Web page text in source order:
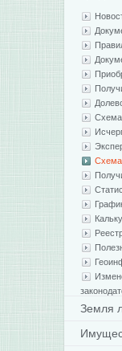
Схема
Земля